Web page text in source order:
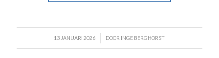
13 JANUARI 2026
/ DOOR INGE BERGHORST